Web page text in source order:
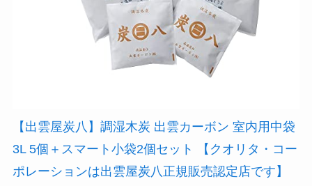
【出雲屋炭八】調湿木炭 出雲カーボン 室内用中袋
3L 5個＋スマート小袋2個セット 【クオリタ・コー
ポレーションは出雲屋炭八正規販売認定店です】